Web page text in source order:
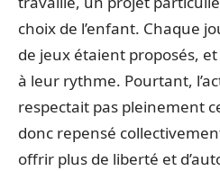
choix de l’enfant. Chaque
de jeux étaient proposés,
à leur rythme. Pourtant,
respectait pas pleinement
donc repensé
offrir plus de liberté et